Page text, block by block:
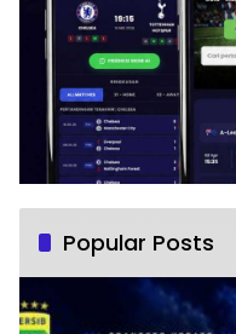
Popular Posts